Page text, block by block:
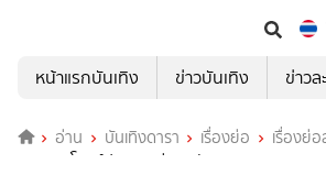
หน้าแรกบันเทิง
ข่าวบันเทิง ข่าวล
อ่าน บันเทิงดารา เรื่องย่อ เรื่องย่อ
สุสาน: อุโมงค์ปริศนาแห่งเขามังกร (WeTV)